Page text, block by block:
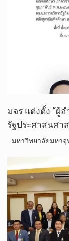
มจร แต่งตั้ง “
รัฐประศาสนศา
...มหาวิทยาลัยมหา